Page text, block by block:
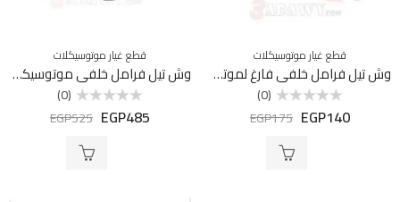
قطع غيار موتوسيكلات
وش تيل فرامل خلفي فارغ لموتوسيكل هوجن 3
التقييم
(0)
EGP140
EGP175
قطع غيار موتوسيكلات
وش تيل فرامل خلفي موتوسيكل بوكسر
التقييم
(0)
EGP485
EGP525